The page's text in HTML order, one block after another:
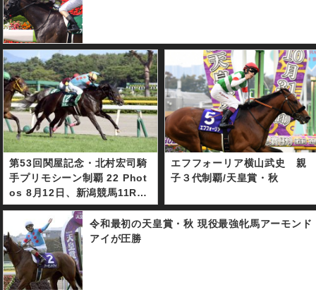
乗で10番人気のユーキャンス
マイル。１番人気に推された
ブラストワンピースは４着に
敗れた。
第53回関屋記念・北村宏司騎
手プリモシーン制覇 22 Phot
os 8月12日、新潟競馬11R、
サマーマイルシリーズ第2戦、
第53回関屋記念（GⅢ・芝16
00m・3歳以上オープン）は1
番人気12番プリモシーン（北
村宏司騎手・木村哲也調教
師）が制した。レースは中団
エフフォーリア横山武史 親
子３代制覇/天皇賞・秋
令和最初の天皇賞・秋 現役最強牝馬アーモンド
アイが圧勝